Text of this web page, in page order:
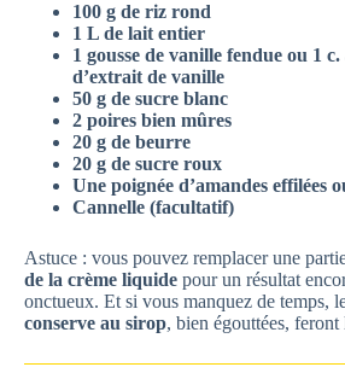
100 g de riz rond
1 L de lait entier
1 gousse de vanille fendue ou 1 c.
d’extrait de vanille
50 g de sucre blanc
2 poires bien mûres
20 g de beurre
20 g de sucre roux
Une poignée d’amandes effilées
Cannelle (facultatif)
Astuce : vous pouvez remplacer une
de la crème liquide pour un résultat
onctueux. Et si vous manquez de temps,
conserve au sirop, bien égouttées, feront